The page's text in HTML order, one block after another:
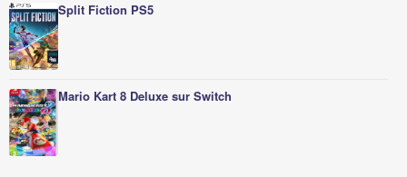
Split Fiction PS5
Mario Kart 8 Deluxe sur Switch